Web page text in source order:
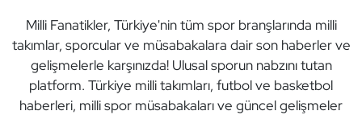
Milli Fanatikler, Türkiye'nin tüm spor branşlarında milli
takımlar, sporcular ve müsabakalara dair son haberler ve
gelişmelerle karşınızda! Ulusal sporun nabzını tutan
platform. Türkiye milli takımları, futbol ve basketbol
haberleri, milli spor müsabakaları ve güncel gelişmeler